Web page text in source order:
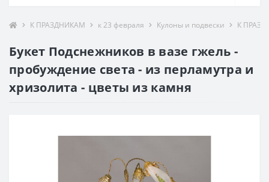
К ПРАЗДНИКАМ к 23 февраля Кулоны и подвески К
Букет Подснежников в вазе гжель -
пробуждение света - из перламутра и
хризолита - цветы из камня